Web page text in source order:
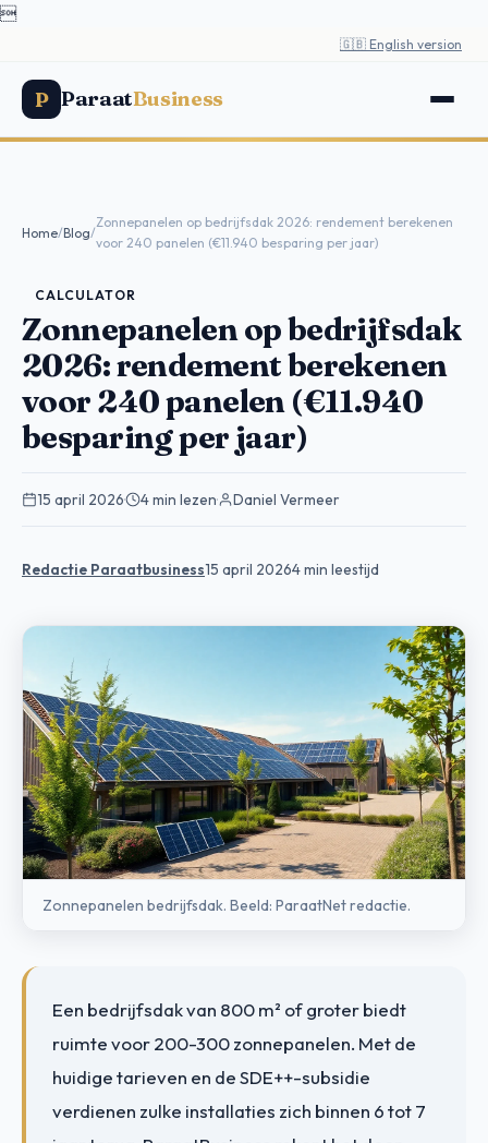

🇬🇧 English version
P ParaatBusiness
Home/Blog/
Zonnepanelen op bedrijfsdak 2026: rendement berekenen
voor 240 panelen (€11.940 besparing per jaar)
CALCULATOR
Zonnepanelen op bedrijfsdak
2026: rendement berekenen
voor 240 panelen (€11.940
besparing per jaar)
15 april 2026· 4 min lezen· Daniel Vermeer
Redactie Paraatbusiness15 april 20264 min leestijd
Zonnepanelen bedrijfsdak. Beeld: ParaatNet redactie.
Een bedrijfsdak van 800 m² of groter biedt
ruimte voor 200-300 zonnepanelen. Met de
huidige tarieven en de SDE++-subsidie
verdienen zulke installaties zich binnen 6 tot 7